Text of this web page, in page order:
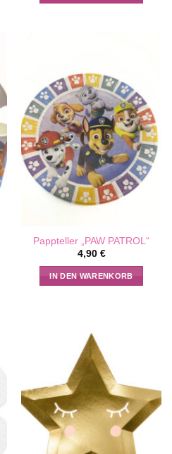
Pappteller „PAW PATROL“
4,90 €
IN DEN WARENKORB